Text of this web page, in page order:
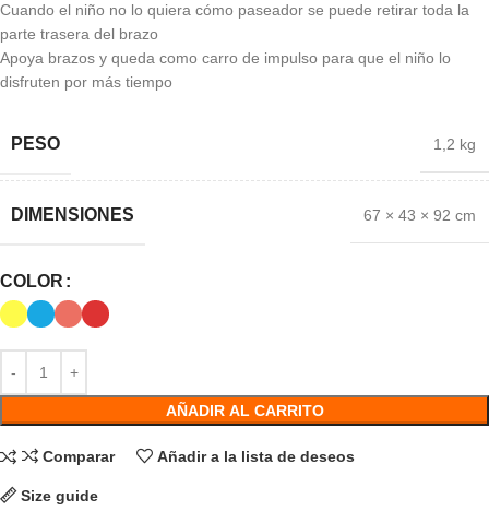
Cuando el niño no lo quiera cómo paseador se puede retirar toda la
parte trasera del brazo
Apoya brazos y queda como carro de impulso para que el niño lo
disfruten por más tiempo
PESO 1,2 kg
DIMENSIONES 67 × 43 × 92 cm
COLOR
AÑADIR AL CARRITO
Comparar Añadir a la lista de deseos
Size guide